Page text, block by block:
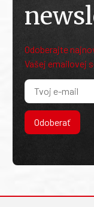
Odoberajte
Vašej emailovej
Odoberať